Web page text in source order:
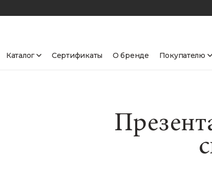
Каталог Сертификаты О бренде Покупателю